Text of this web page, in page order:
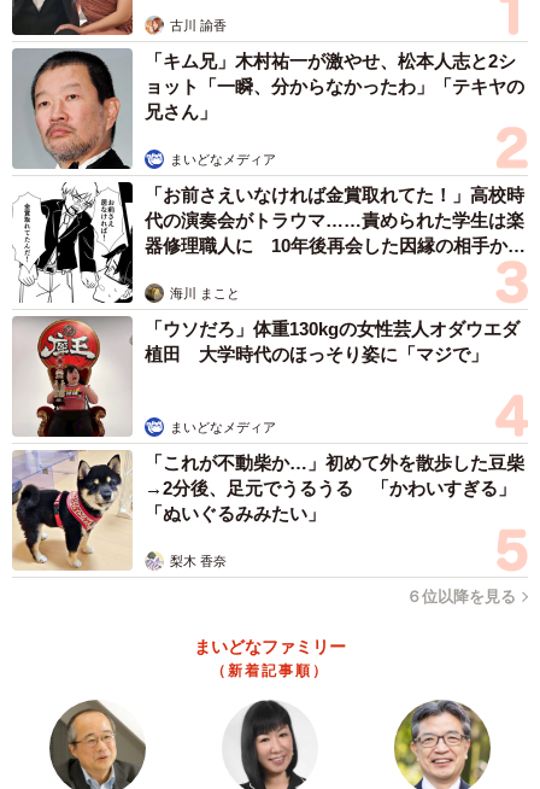
ありふれた窓からの景色もこれが新幹線だと思うと違って見えるから不
思議です
博多南駅近く、車窓からずらりと並んだ新幹線の車両たちが見えました
車内は全席自由。「さあ行くぞ！博多南へ！」と独りで旅
行気分を盛り上げつつ、車窓からの眺めを楽しんでいる
と、大量の新幹線車両がずらりと並んでいる光景が見えて
きた。なるほどこれが車両基地か、と夢中で写真を撮って
いるうちに、あっという間に到着。さすが新幹線！ちなみ
古川 諭香
「キム兄」木村祐一が激やせ、松本人志と2シ
ョット「一瞬、分からなかったわ」「テキヤの
兄さん」
まいどなメディア
「お前さえいなければ金賞取れてた！」高校時
代の演奏会がトラウマ……責められた学生は楽
器修理職人に 10年後再会した因縁の相手から
海川 まこと
「ウソだろ」体重130kgの女性芸人オダウエダ
植田 大学時代のほっそり姿に「マジで」
まいどなメディア
「これが不動柴か…」初めて外を散歩した豆柴
→2分後、足元でうるうる 「かわいすぎる」
「ぬいぐるみみたい」
梨木 香奈
６位以降を見る
まいどなファミリー
（新着記事順）